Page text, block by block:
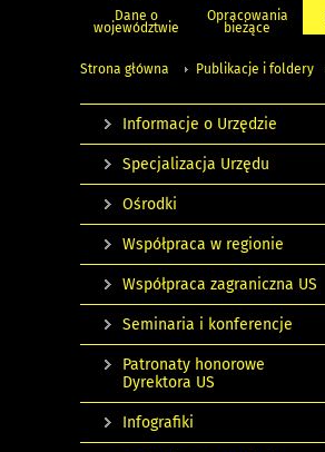
Dane o
województwie
Opracowania
bieżące
Strona główna Publikacje i foldery
Informacje o Urzędzie
Specjalizacja Urzędu
Ośrodki
Współpraca w regionie
Współpraca zagraniczna US
Seminaria i konferencje
Patronaty honorowe
Dyrektora US
Infografiki